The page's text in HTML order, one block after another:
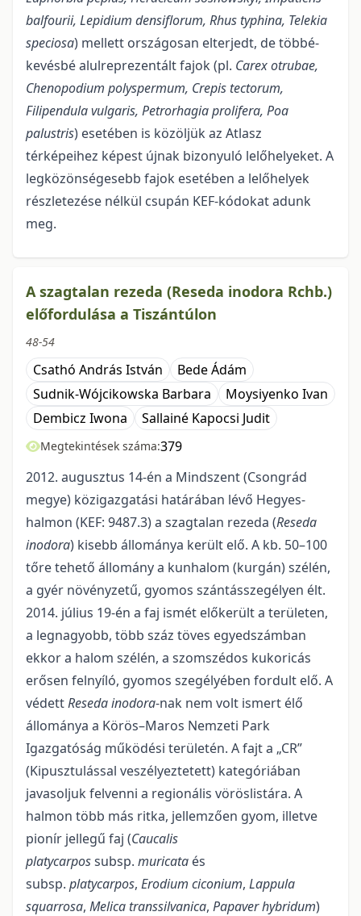
balfourii, Lepidium densiflorum, Rhus typhina, Telekia
speciosa) mellett országosan elterjedt, de többé-
kevésbé alulreprezentált fajok (pl. Carex otrubae,
Chenopodium polyspermum, Crepis tectorum,
Filipendula vulgaris, Petrorhagia prolifera, Poa
palustris) esetében is közöljük az Atlasz
térképeihez képest újnak bizonyuló lelőhelyeket. A
legközönségesebb fajok esetében a lelőhelyek
részletezése nélkül csupán KEF-kódokat adunk
meg.
A szagtalan rezeda (Reseda inodora Rchb.)
előfordulása a Tiszántúlon
48-54
Csathó András István
Bede Ádám
Sudnik-Wójcikowska Barbara
Moysiyenko Ivan
Dembicz Iwona
Sallainé Kapocsi Judit
Megtekintések száma:379
2012. augusztus 14-én a Mindszent (Csongrád
megye) közigazgatási határában lévő Hegyes-
halmon (KEF: 9487.3) a szagtalan rezeda (Reseda
inodora) kisebb állománya került elő. A kb. 50–100
tőre tehető állomány a kunhalom (kurgán) szélén,
a gyér növényzetű, gyomos szántásszegélyen élt.
2014. július 19-én a faj ismét előkerült a területen,
a legnagyobb, több száz töves egyedszámban
ekkor a halom szélén, a szomszédos kukoricás
erősen felnyíló, gyomos szegélyében fordult elő. A
védettReseda inodora-nak nem volt ismert élő
állománya a Körös–Maros Nemzeti Park
Igazgatóság működési területén. A fajt a „CR”
(Kipusztulással veszélyeztetett) kategóriában
javasoljuk felvenni a regionális vöröslistára. A
halmon több más ritka, jellemzően gyom, illetve
pionír jellegű faj (Caucalis
platycarpossubsp. muricata és
subsp. platycarpos, Erodium ciconium, Lappula
squarrosa, Melica transsilvanica, Papaver hybridum)